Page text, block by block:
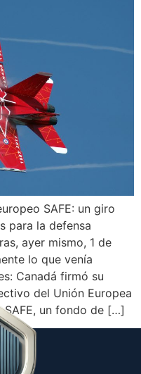
SAFE: un giro
para la defensa
ayer mismo, 1 de
lo que venía
Canadá firmó su
del Unión Europea
SAFE, un fondo de […]